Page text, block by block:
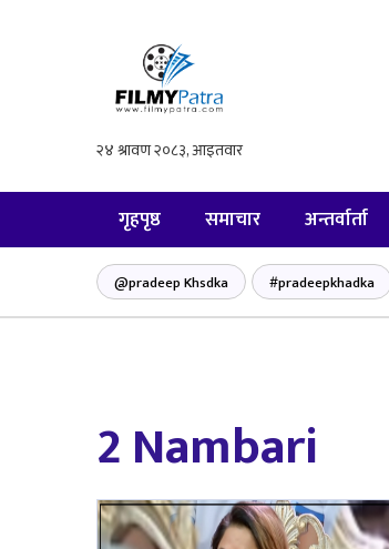
गृहपृष्ठ समाचार अन्तर्वार्ता
@pradeep Khsdka #pradeepkhadka
2 Nambari